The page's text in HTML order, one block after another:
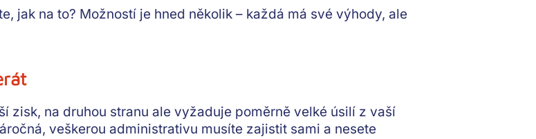
jak na to? Možností je hned několik – každá má své výhody, ale
zisk, na druhou stranu ale vyžaduje poměrně velké úsilí z vaší
veškerou administrativu musíte zajistit sami a nesete